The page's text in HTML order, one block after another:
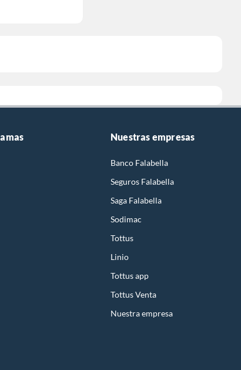
Nuestras empresas
Banco Falabella
Seguros Falabella
Saga Falabella
Sodimac
Tottus
Linio
Tottus app
Tottus Venta
Nuestra empresa